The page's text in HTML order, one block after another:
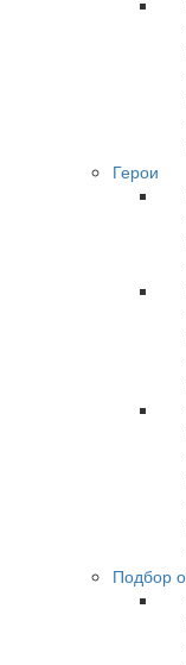
Герои
Подбор